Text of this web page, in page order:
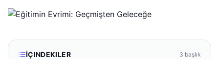
İÇINDEKILER 3 başlık